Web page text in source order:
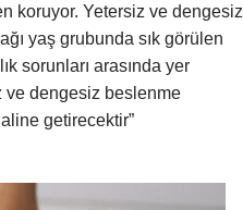
koruyor. Yetersiz ve dengesiz
yaş grubunda sık görülen
sorunları arasında yer
ve dengesiz beslenme
getirecektir”